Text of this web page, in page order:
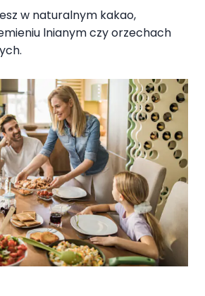
w naturalnym kakao,
lnianym czy orzechach